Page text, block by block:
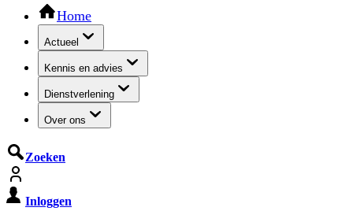
Hoofdnavigatie
Home
Actueel
Kennis en advies
Dienstverlening
Over ons
Zoeken
Inloggen